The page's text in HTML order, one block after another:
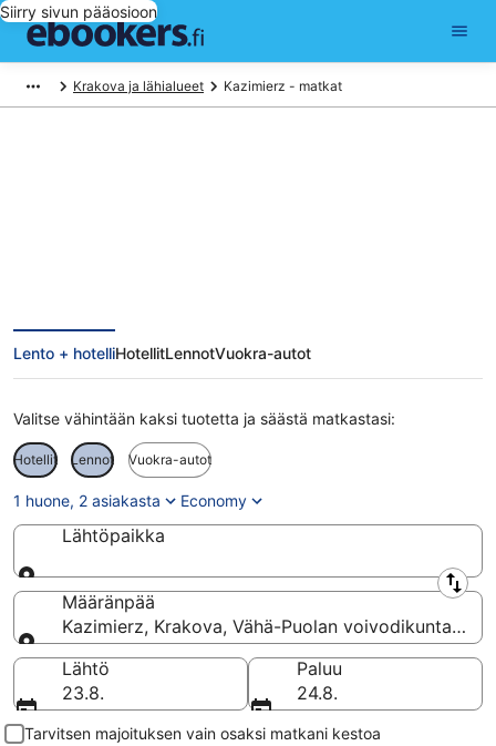
Siirry sivun pääosioon
Krakova ja lähialueet Kazimierz - matkat
Lento + hotelliHotellitLennotVuokra-autot
Valitse vähintään kaksi tuotetta ja säästä matkastasi:
Hotellit Lennot Vuokra-autot
1 huone, 2 asiakasta Economy
Lähtöpaikka
Lähtöpaikka
Määränpää
Kazimierz, Krakova, Vähä-Puolan voivodikunta,
Määränpää
Lähtö
23.8.
Paluu
24.8.
Tarvitsen majoituksen vain osaksi matkani kestoa